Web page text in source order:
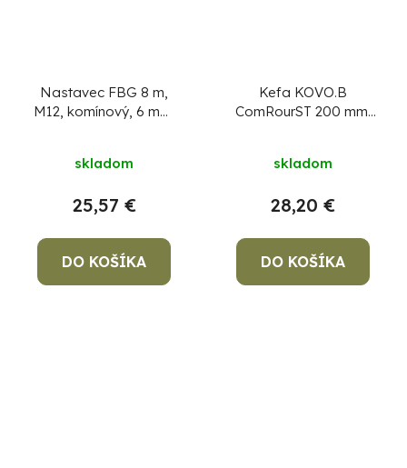
Nastavec FBG 8 m,
M12, komínový, 6 mm,
skladom
25,57 €
DO KOŠÍKA
Kefa KOVO.B
ComRourST 200 mm,
čistenie komína, na
skladom
28,20 €
DO KOŠÍKA